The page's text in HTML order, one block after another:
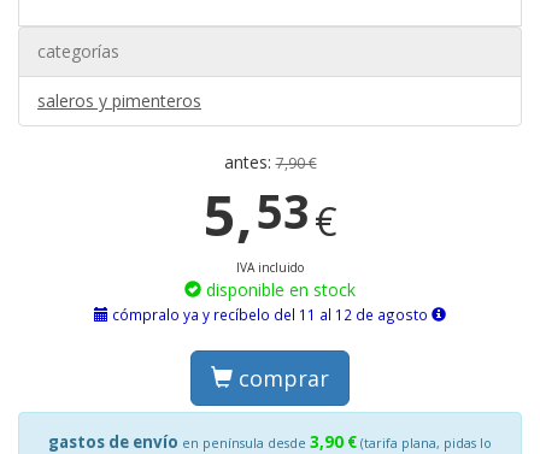
categorías
saleros y pimenteros
antes:7,90 €
5,53€
IVA incluido
disponible en stock
cómpralo ya y recíbelo del 11 al 12 de agosto
comprar
gastos de envío en península desde 3,90 € (tarifa plana, pidas lo